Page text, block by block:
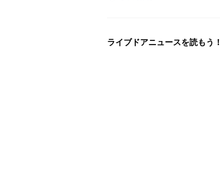
ライブドアニュースを読もう！